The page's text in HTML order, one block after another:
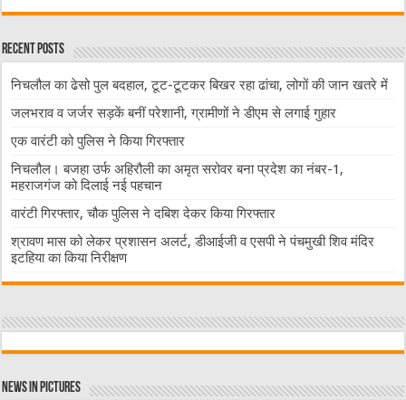
Recent Posts
निचलौल का ढेसो पुल बदहाल, टूट-टूटकर बिखर रहा ढांचा, लोगों की जान खतरे में
जलभराव व जर्जर सड़कें बनीं परेशानी, ग्रामीणों ने डीएम से लगाई गुहार
एक वारंटी को पुलिस ने किया गिरफ्तार
निचलौल। बजहा उर्फ अहिरौली का अमृत सरोवर बना प्रदेश का नंबर-1,
महराजगंज को दिलाई नई पहचान
वारंटी गिरफ्तार, चौक पुलिस ने दबिश देकर किया गिरफ्तार
श्रावण मास को लेकर प्रशासन अलर्ट, डीआईजी व एसपी ने पंचमुखी शिव मंदिर
इटहिया का किया निरीक्षण
News in Pictures